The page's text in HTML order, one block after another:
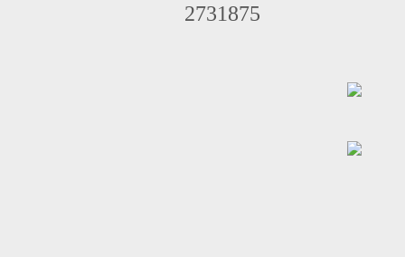
2731875